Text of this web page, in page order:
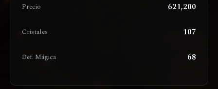
Precio 621,200
Cristales 107
Def. Mágica 68